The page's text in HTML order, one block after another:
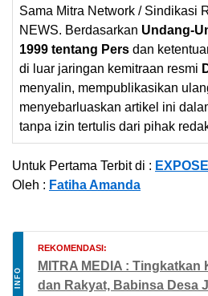
Sama Mitra Network / Sindikasi
NEWS. Berdasarkan Undang-
1999 tentang Pers dan
di luar jaringan kemitraan resmi
menyalin, mempublikasikan
menyebarluaskan artikel ini
tanpa izin tertulis dari pihak
Untuk Pertama Terbit di :
Oleh : Fatiha Amanda
INFO
REKOMENDASI:
MITRA MEDIA : Tingkatkan
dan Rakyat, Babinsa Desa